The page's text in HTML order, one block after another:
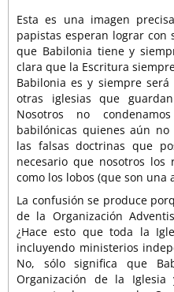
Esta es una imagen
papistas esperan lograr con
que Babilonia tiene y
clara que la Escritura
Babilonia es y siempre
otras iglesias que
Nosotros no
babilónicas quienes aún
las falsas doctrinas que
necesario que nosotros los
como los lobos (que son una
La confusión se produce
de la Organización
¿Hace esto que toda la
incluyendo ministerios
No, sólo significa que
Organización de la